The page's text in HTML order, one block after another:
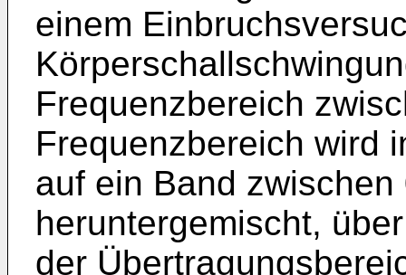
einem
Frequenzbereich
Frequenzbereich wird
auf ein Band
heruntergemischt,
der